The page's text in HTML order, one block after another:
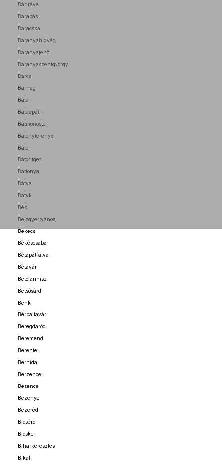
Bánréve
Barabás
Baracska
Baranyahidvég
Baranyajenő
Baranyaszentgyörgy
Barcs
Barnag
Báta
Bátaapáti
Bátmonostor
Bátonyterenye
Bátor
Bátorliget
Battonya
Bátya
Batyk
Béb
Bejcgyertyános
Bekecs
Békéscsaba
Bélapátfalva
Bélavár
Beloiannisz
Belsősárd
Benk
Bérbaltavár
Beregdaróc
Beremend
Berente
Berhida
Berzence
Besence
Bezenye
Bezeréd
Bicsérd
Bicske
Biharkeresztes
Bikal